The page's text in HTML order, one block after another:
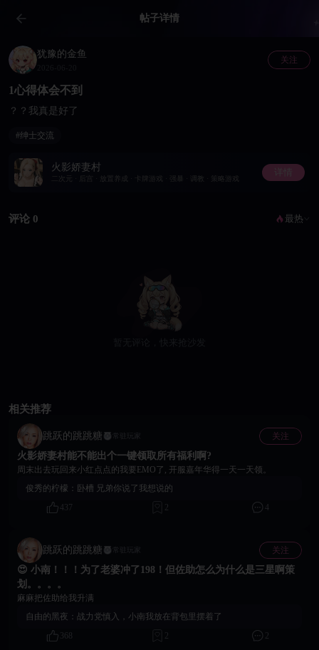
帖子详情
犹豫的金鱼
关注
1心得体会不到
？？我真是好了
#绅士交流
火影娇妻村
二次元 · 后宫 · 放置养成 · 卡牌游戏 · 强暴 · 调教 · 策略游戏
详情
评论 0 最热
相关推荐
跳跃的跳跳糖 常驻玩家 关注
火影娇妻村能不能出个一键领取所有福利啊?
周末出去玩回来小红点点的我要EMO了, 开服嘉年华得一天一天领。
俊秀的柠檬： 卧槽 兄弟你说了我想说的
437
2 4
跳跃的跳跳糖 常驻玩家 关注
😍 小南！！！为了老婆冲了198！但佐助怎么为什么是三星啊策
划。。。。
麻麻把佐助给我升满
自由的黑夜： 战力党慎入，小南我放在背包里摆着了
2 2